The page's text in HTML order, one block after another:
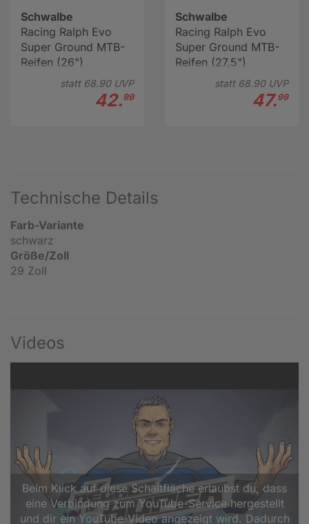
Schwalbe
Racing Ralph Evo
Super Ground MTB-
Reifen (26")
statt 68.90UVP
42.99
Schwalbe
Racing Ralph Evo
Super Ground MTB-
Reifen (27,5")
statt 68.90UVP
47.99
Technische Details
Farb-Variante
schwarz
Größe/Zoll
29 Zoll
Videos
Beim Klick auf diese Schaltfläche erlaubst du, dass
eine Verbindung zum YouTube-Service hergestellt
und dir ein YouTube-Video angezeigt wird. Dadurch